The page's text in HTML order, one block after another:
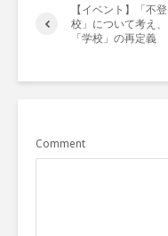
【イベント】「不登
校」について考え、
「学校」の再定義
Comment